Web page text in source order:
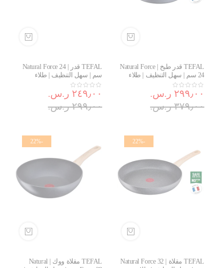
TEFAL قدر طبخ | Natural Force
24 سم | سهل التنظيف | طلاء
Mineralia+ غير لاصق | معادن
طهي صحي | آمن | صنع في
فرنسا | ضمان لمدة سنتين |
٢٩٩٫٠٠ ر.س.‏
٣٧٩٫٠٠ ر.س.‏
TEFAL قدر | Natural Force 24
سم | سهل التنظيف | طلاء
Mineralia+ غير لاصق | معادن
طهي صحي | صنع في فرنسا |
ضمان لمدة سنتين | G2663232
٢٤٩٫٠٠ ر.س.‏
٢٩٩٫٠٠ ر.س.‏
-22%
TEFAL مقلاة | Natural Force 32
-22%
TEFAL مقلاة ووك | Natural